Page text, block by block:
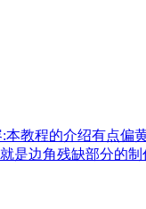
:本教程的介绍有点偏
是边角残缺部分的